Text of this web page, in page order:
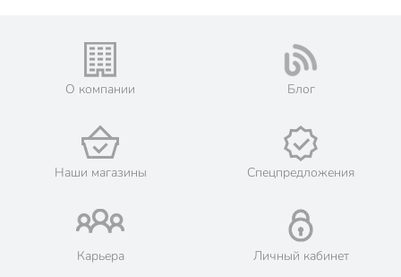
О компании Блог
Наши магазины Спецпредложения
Карьера Личный кабинет